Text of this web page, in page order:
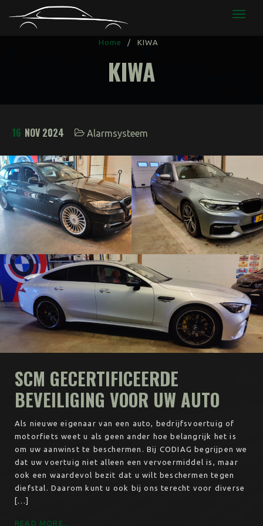
Home / KIWA
KIWA
16 NOV 2024 Alarmsysteem
SCM GECERTIFICEERDE
BEVEILIGING VOOR UW AUTO
Als nieuwe eigenaar van een auto, bedrijfsvoertuig of
motorfiets weet u als geen ander hoe belangrijk het is
om uw aanwinst te beschermen. Bij CODIAG begrijpen we
dat uw voertuig niet alleen een vervoermiddel is, maar
ook een waardevol bezit dat u wilt beschermen tegen
diefstal. Daarom kunt u ook bij ons terecht voor diverse
[…]
READ MORE...